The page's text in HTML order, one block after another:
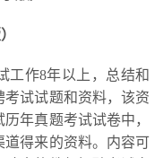
工作8年以上，总结和
试试题和资料，该资
年真题考试试卷中，
得来的资料。内容可